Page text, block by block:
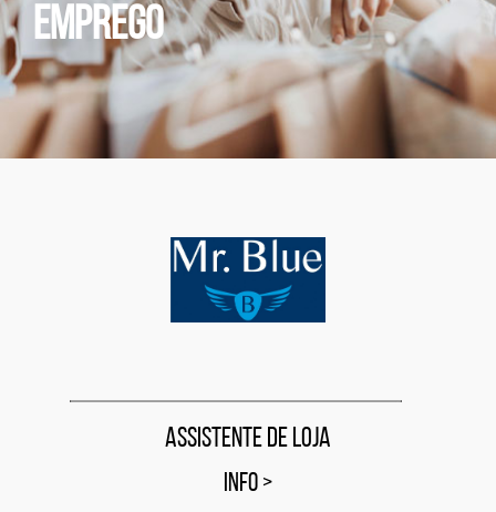
Emprego
Assistente de Loja
INFO >